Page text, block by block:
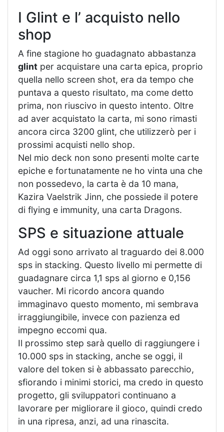
I Glint e l’ acquisto nello
shop
A fine stagione ho guadagnato abbastanza
glint per acquistare una carta epica, proprio
quella nello screen shot, era da tempo che
puntava a questo risultato, ma come detto
prima, non riuscivo in questo intento. Oltre
ad aver acquistato la carta, mi sono rimasti
ancora circa 3200 glint, che utilizzerò per i
prossimi acquisti nello shop.
Nel mio deck non sono presenti molte carte
epiche e fortunatamente ne ho vinta una che
non possedevo, la carta è da 10 mana,
Kazira Vaelstrik Jinn, che possiede il potere
di flying e immunity, una carta Dragons.
SPS e situazione attuale
Ad oggi sono arrivato al traguardo dei 8.000
sps in stacking. Questo livello mi permette di
guadagnare circa 1,1 sps al giorno e 0,156
vaucher. Mi ricordo ancora quando
immaginavo questo momento, mi sembrava
irraggiungibile, invece con pazienza ed
impegno eccomi qua.
Il prossimo step sarà quello di raggiungere i
10.000 sps in stacking, anche se oggi, il
valore del token si è abbassato parecchio,
sfiorando i minimi storici, ma credo in questo
progetto, gli sviluppatori continuano a
lavorare per migliorare il gioco, quindi credo
in una ripresa, anzi, ad una rinascita.